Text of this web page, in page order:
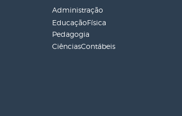
Administração
EducaçãoFísica
Pedagogia
CiênciasContábeis